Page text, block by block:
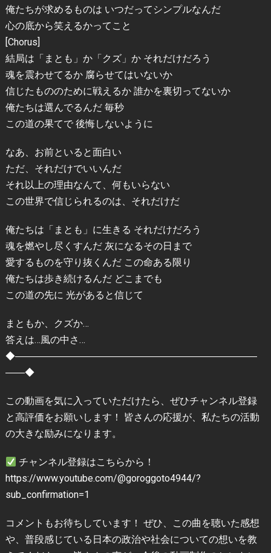
俺たちが求めるものは いつだってシンプルなんだ
心の底から笑えるかってこと
[Chorus]
結局は「まとも」か「クズ」か それだけだろう
魂を震わせてるか 腐らせてはいないか
信じたもののために戦えるか 誰かを裏切ってないか
俺たちは選んでるんだ 毎秒
この道の果てで 後悔しないように
なあ、お前といると面白い
ただ、それだけでいいんだ
それ以上の理由なんて、何もいらない
この世界で信じられるのは、それだけだ
俺たちは「まとも」に生きる それだけだろう
魂を燃やし尽くすんだ 灰になるその日まで
愛するものを守り抜くんだ この命ある限り
俺たちは歩き続けるんだ どこまでも
この道の先に 光があると信じて
まともか、クズか…
答えは…風の中さ…
◆―――――――――――――――――――――――――
――◆
この動画を気に入っていただけたら、ぜひチャンネル登録
と高評価をお願いします！ 皆さんの応援が、私たちの活動
の大きな励みになります。
チャンネル登録はこちらから！
https://www.youtube.com/@goroggoto4944/?
sub_confirmation=1
コメントもお待ちしています！ ぜひ、この曲を聴いた感想
や、普段感じている日本の政治や社会についての想いを教